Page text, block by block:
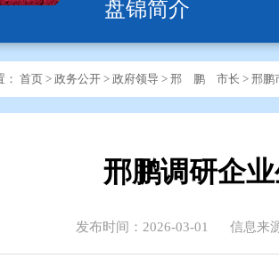
盘锦简介
首页 > 政务公开 > 政府领导 > 邢 鹏 市长 > 邢鹏
邢鹏调研企
发布时间：2026-03-01 信息来